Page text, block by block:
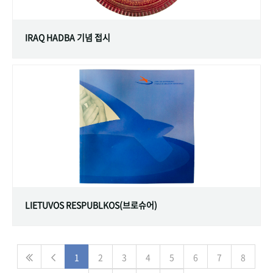
IRAQ HADBA 기념 접시
LIETUVOS RESPUBLKOS(브로슈어)
1 2 3 4 5 6 7 8